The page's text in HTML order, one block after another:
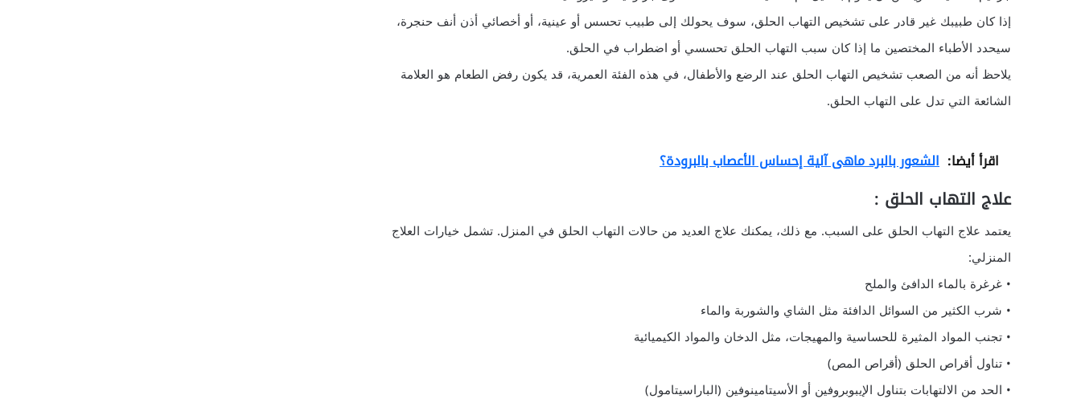
إذا كان طبيبك غير قادر على تشخيص التهاب الحلق، سوف يحولك إلى طبيب تحسس أو عينية، أو أخصائي أذن أنف حنجرة،
سيحدد الأطباء المختصين ما إذا كان سبب التهاب الحلق تحسسي أو اضطراب في الحلق.
يلاحظ أنه من الصعب تشخيص التهاب الحلق عند الرضع والأطفال، في هذه الفئة العمرية، قد يكون رفض الطعام هو العلامة
الشائعة التي تدل على التهاب الحلق.
اقرأ أيضا: الشعور بالبرد ماهى آلية إحساس الأعصاب بالبرودة؟
علاج التهاب الحلق :
يعتمد علاج التهاب الحلق على السبب. مع ذلك، يمكنك علاج العديد من حالات التهاب الحلق في المنزل. تشمل خيارات العلاج
المنزلي:
• غرغرة بالماء الدافئ والملح
• شرب الكثير من السوائل الدافئة مثل الشاي والشوربة والماء
• تجنب المواد المثيرة للحساسية والمهيجات، مثل الدخان والمواد الكيميائية
• تناول أقراص الحلق (أقراص المص)
• الحد من الالتهابات بتناول الإيبوبروفين أو الأسيتامينوفين (الباراسيتامول)